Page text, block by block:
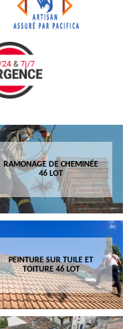
RAMONAGE DE CHEMINÉE
46 LOT
PEINTURE SUR TUILE ET
TOITURE 46 LOT